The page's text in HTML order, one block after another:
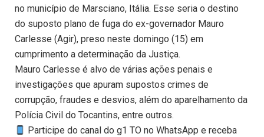
no município de Marsciano, Itália. Esse seria o destino
do suposto plano de fuga do ex-governador Mauro
Carlesse (Agir), preso neste domingo (15) em
cumprimento a determinação da Justiça.
Mauro Carlesse é alvo de várias ações penais e
investigações que apuram supostos crimes de
corrupção, fraudes e desvios, além do aparelhamento da
Polícia Civil do Tocantins, entre outros.
Participe do canal do g1 TO no WhatsApp e receba